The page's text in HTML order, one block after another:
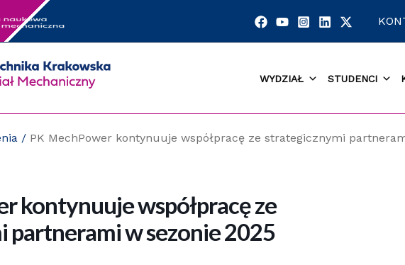
WYDZIAŁ STUDENCI
/ PK MechPower kontynuuje współpracę ze strategicznymi
kontynuuje współpracę ze
partnerami w sezonie 2025